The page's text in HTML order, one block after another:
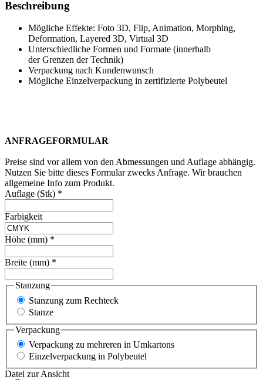
Beschreibung
Mögliche Effekte: Foto 3D, Flip, Animation, Morphing,
Deformation, Layered 3D, Virtual 3D
Unterschiedliche Formen und Formate (innerhalb
der Grenzen der Technik)
Verpackung nach Kundenwunsch
Mögliche Einzelverpackung in zertifizierte Polybeutel
ANFRAGEFORMULAR
Preise sind vor allem von den Abmessungen und Auflage abhängig.
Nutzen Sie bitte dieses Formular zwecks Anfrage. Wir brauchen
allgemeine Info zum Produkt.
Auflage (Stk) *
Farbigkeit
Höhe (mm) *
Breite (mm) *
Stanzung
Stanzung zum Rechteck
Stanze
Verpackung
Verpackung zu mehreren in Umkartons
Einzelverpackung in Polybeutel
Datei zur Ansicht